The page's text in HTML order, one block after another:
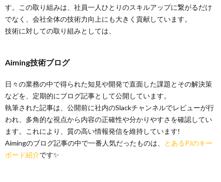
す。この取り組みは、社員一人ひとりのスキルアップに繋がるだけ
でなく、会社全体の技術力向上にも大きく貢献しています。
技術に対しての取り組みとしては、
Aiming技術ブログ
日々の業務の中で得られた知見や開発で直面した課題とその解決策
などを、定期的にブログ記事として公開しています。
執筆された記事は、公開前に社内のSlackチャンネルでレビューが行
われ、多角的な視点から内容の正確性や分かりやすさを確認してい
ます。これにより、質の高い情報発信を維持しています!
Aimingのブログ記事の中で一番人気だったものは、
とあるPJのキー
ボード紹介です✨